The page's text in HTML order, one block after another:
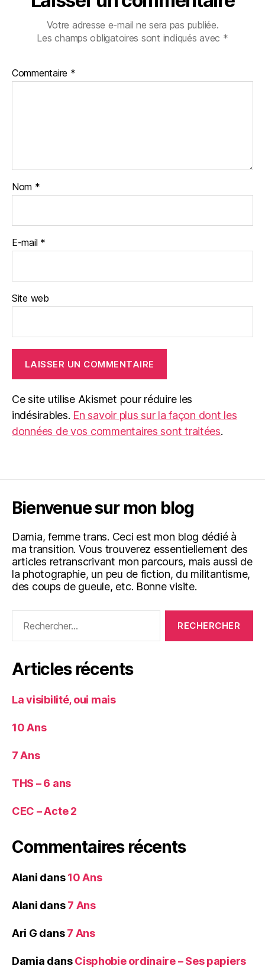
Votre adresse e-mail ne sera pas publiée.
Les champs obligatoires sont indiqués avec *
Commentaire *
Nom *
E-mail *
Site web
Ce site utilise Akismet pour réduire les
indésirables. En savoir plus sur la façon dont les
données de vos commentaires sont traitées.
Bienvenue sur mon blog
Damia, femme trans. Ceci est mon blog dédié à
ma transition. Vous trouverez essentiellement des
articles retranscrivant mon parcours, mais aussi de
la photographie, un peu de fiction, du militantisme,
des coups de gueule, etc. Bonne visite.
Articles récents
La visibilité, oui mais
10 Ans
7 Ans
THS – 6 ans
CEC – Acte 2
Commentaires récents
Alani dans10 Ans
Alani dans7 Ans
Ari G dans7 Ans
Damia dansCisphobie ordinaire – Ses papiers